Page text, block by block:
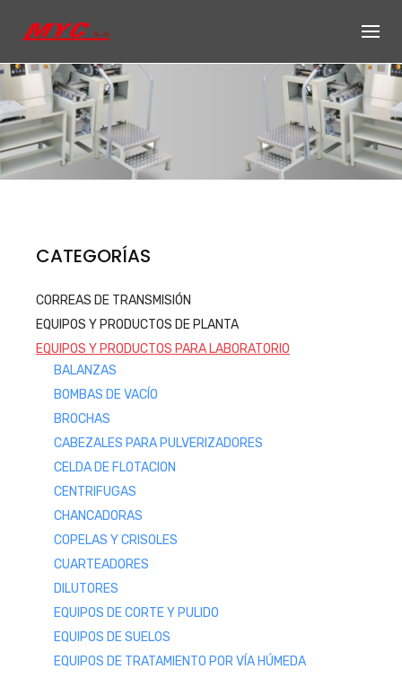
Equipos, accesorios y repuestos
para el sector automotriz e
industrial
Productos
CATEGORÍAS
CORREAS DE TRANSMISIÓN
EQUIPOS Y PRODUCTOS DE PLANTA
EQUIPOS Y PRODUCTOS PARA LABORATORIO
BALANZAS
BOMBAS DE VACÍO
BROCHAS
CABEZALES PARA PULVERIZADORES
CELDA DE FLOTACION
CENTRIFUGAS
CHANCADORAS
COPELAS Y CRISOLES
CUARTEADORES
DILUTORES
EQUIPOS DE CORTE Y PULIDO
EQUIPOS DE SUELOS
EQUIPOS DE TRATAMIENTO POR VÍA HÚMEDA